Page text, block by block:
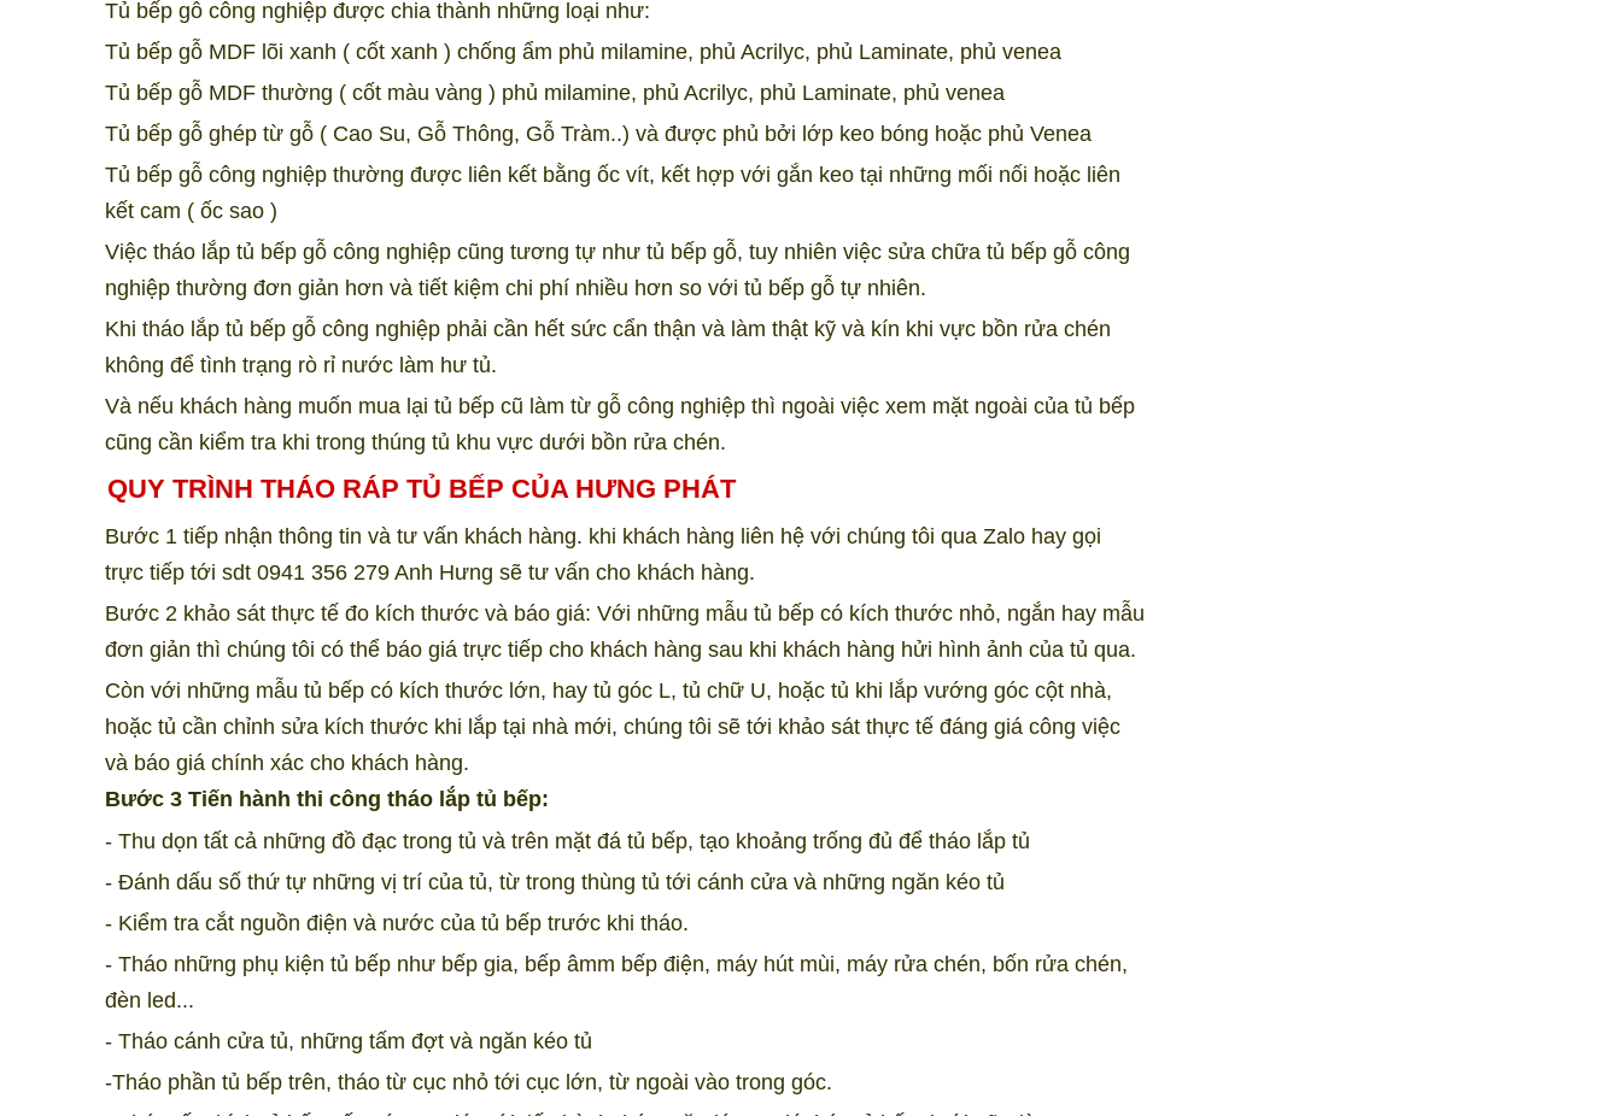
Tủ bếp gỗ công nghiệp được chia thành những loại như:
Tủ bếp gỗ MDF lõi xanh ( cốt xanh ) chống ẩm phủ milamine, phủ Acrilyc, phủ Laminate, phủ venea
Tủ bếp gỗ MDF thường ( cốt màu vàng ) phủ milamine, phủ Acrilyc, phủ Laminate, phủ venea
Tủ bếp gỗ ghép từ gỗ ( Cao Su, Gỗ Thông, Gỗ Tràm..) và được phủ bởi lớp keo bóng hoặc phủ Venea
Tủ bếp gỗ công nghiệp thường được liên kết bằng ốc vít, kết hợp với gắn keo tại những mối nối hoặc liên
kết cam ( ốc sao )
Việc tháo lắp tủ bếp gỗ công nghiệp cũng tương tự như tủ bếp gỗ, tuy nhiên việc sửa chữa tủ bếp gỗ công
nghiệp thường đơn giản hơn và tiết kiệm chi phí nhiều hơn so với tủ bếp gỗ tự nhiên.
Khi tháo lắp tủ bếp gỗ công nghiệp phải cần hết sức cẩn thận và làm thật kỹ và kín khi vực bồn rửa chén
không để tình trạng rò rỉ nước làm hư tủ.
Và nếu khách hàng muốn mua lại tủ bếp cũ làm từ gỗ công nghiệp thì ngoài việc xem mặt ngoài của tủ bếp
cũng cần kiểm tra khi trong thúng tủ khu vực dưới bồn rửa chén.
QUY TRÌNH THÁO RÁP TỦ BẾP CỦA HƯNG PHÁT
Bước 1 tiếp nhận thông tin và tư vấn khách hàng. khi khách hàng liên hệ với chúng tôi qua Zalo hay gọi
trực tiếp tới sdt 0941 356 279 Anh Hưng sẽ tư vấn cho khách hàng.
Bước 2 khảo sát thực tế đo kích thước và báo giá: Với những mẫu tủ bếp có kích thước nhỏ, ngắn hay mẫu
đơn giản thì chúng tôi có thể báo giá trực tiếp cho khách hàng sau khi khách hàng hửi hình ảnh của tủ qua.
Còn với những mẫu tủ bếp có kích thước lớn, hay tủ góc L, tủ chữ U, hoặc tủ khi lắp vướng góc cột nhà,
hoặc tủ cần chỉnh sửa kích thước khi lắp tại nhà mới, chúng tôi sẽ tới khảo sát thực tế đáng giá công việc
và báo giá chính xác cho khách hàng.
Bước 3 Tiến hành thi công tháo lắp tủ bếp:
- Thu dọn tất cả những đồ đạc trong tủ và trên mặt đá tủ bếp, tạo khoảng trống đủ để tháo lắp tủ
- Đánh dấu số thứ tự những vị trí của tủ, từ trong thùng tủ tới cánh cửa và những ngăn kéo tủ
- Kiểm tra cắt nguồn điện và nước của tủ bếp trước khi tháo.
- Tháo những phụ kiện tủ bếp như bếp gia, bếp âmm bếp điện, máy hút mùi, máy rửa chén, bốn rửa chén,
đèn led...
- Tháo cánh cửa tủ, những tấm đợt và ngăn kéo tủ
-Tháo phần tủ bếp trên, tháo từ cục nhỏ tới cục lớn, từ ngoài vào trong góc.